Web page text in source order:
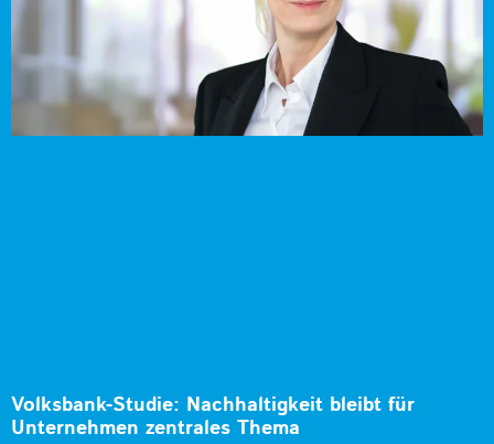
Volksbank-Studie: Nachhaltigkeit bleibt für
Unternehmen zentrales Thema